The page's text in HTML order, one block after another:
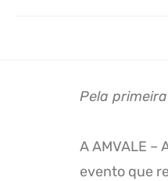
Pela
A AMVALE –
evento que